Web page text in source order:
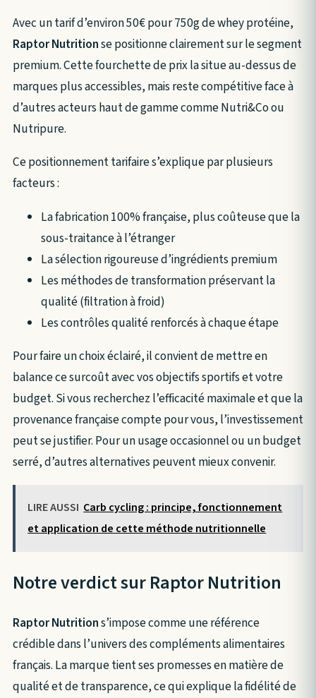
Avec un tarif d’environ 50€ pour 750g de whey protéine,
Raptor Nutritionse positionne clairement sur le segment
premium. Cette fourchette de prix la situe au-dessus de
marques plus accessibles, mais reste compétitive face à
d’autres acteurs haut de gamme comme Nutri&Co ou
Nutripure.
Ce positionnement tarifaire s’explique par plusieurs
facteurs :
La fabrication 100% française, plus coûteuse que la
sous-traitance à l’étranger
La sélection rigoureuse d’ingrédients premium
Les méthodes de transformation préservant la
qualité (filtration à froid)
Les contrôles qualité renforcés à chaque étape
Pour faire un choix éclairé, il convient de mettre en
balance ce surcoût avec vos objectifs sportifs et votre
budget. Si vous recherchez l’efficacité maximale et que la
provenance française compte pour vous, l’investissement
peut se justifier. Pour un usage occasionnel ou un budget
serré, d’autres alternatives peuvent mieux convenir.
LIRE AUSSI Carb cycling : principe, fonctionnement
et application de cette méthode nutritionnelle
Notre verdict sur Raptor Nutrition
Raptor Nutritions’impose comme une référence
crédible dans l’univers des compléments alimentaires
français. La marque tient ses promesses en matière de
qualité et de transparence, ce qui explique la fidélité de